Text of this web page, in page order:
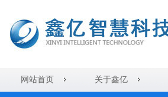
网站首页 关于鑫亿